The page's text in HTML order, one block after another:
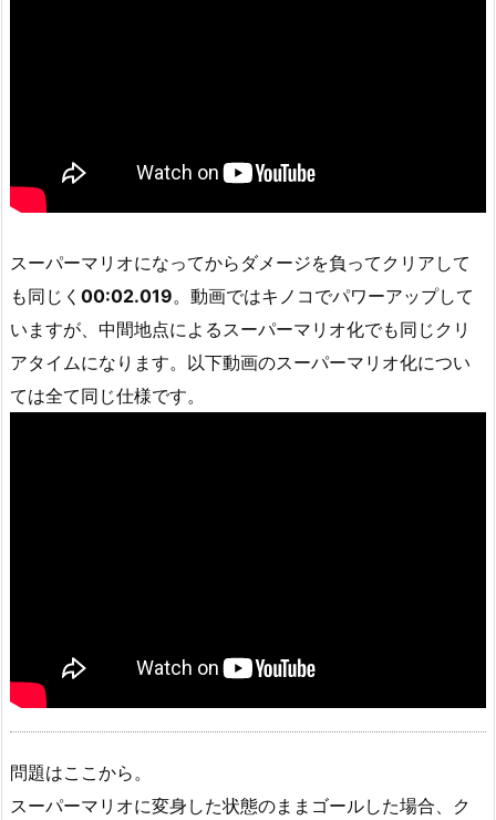
スーパーマリオになってからダメージを負ってクリアして
も同じく 00:02.019。動画ではキノコでパワーアップして
いますが、中間地点によるスーパーマリオ化でも同じクリ
アタイムになります。以下動画のスーパーマリオ化につい
ては全て同じ仕様です。
問題はここから。
スーパーマリオに変身した状態のままゴールした場合、ク